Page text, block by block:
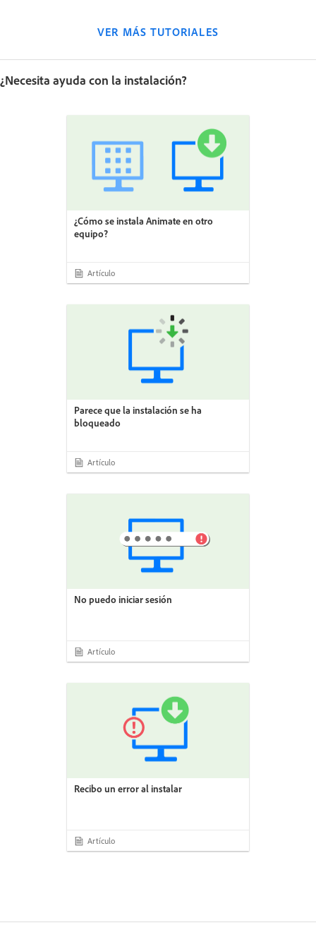
VER MÁS TUTORIALES
¿Necesita ayuda con la instalación?
¿Cómo se instala Animate en otro
equipo?
Artículo
Parece que la instalación se ha
bloqueado
Artículo
No puedo iniciar sesión
Artículo
Recibo un error al instalar
Artículo